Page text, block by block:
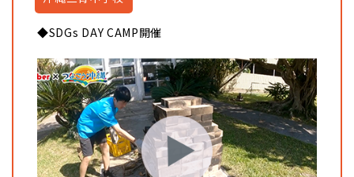
◆SDGs DAY CAMP開催